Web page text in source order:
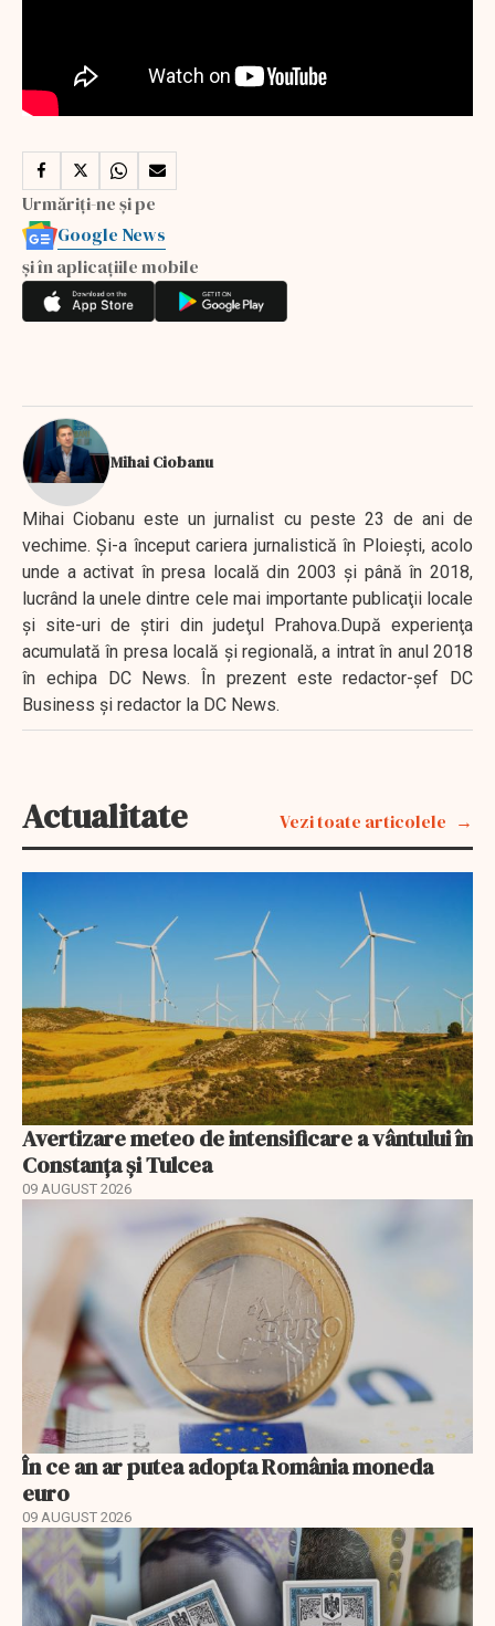
Urmăriți-ne și pe
Google News
și în aplicațiile mobile
Mihai Ciobanu
Mihai Ciobanu este un jurnalist cu peste 23 de ani de
vechime. Şi-a început cariera jurnalistică în Ploieşti, acolo
unde a activat în presa locală din 2003 şi până în 2018,
lucrând la unele dintre cele mai importante publicaţii locale
şi site-uri de ştiri din judeţul Prahova.După experienţa
acumulată în presa locală şi regională, a intrat în anul 2018
în echipa DC News. În prezent este redactor-şef DC
Business şi redactor la DC News.
Actualitate Vezi toate articolele
Avertizare meteo de intensificare a vântului în
Constanța și Tulcea
09 AUGUST 2026
În ce an ar putea adopta România moneda
euro
09 AUGUST 2026